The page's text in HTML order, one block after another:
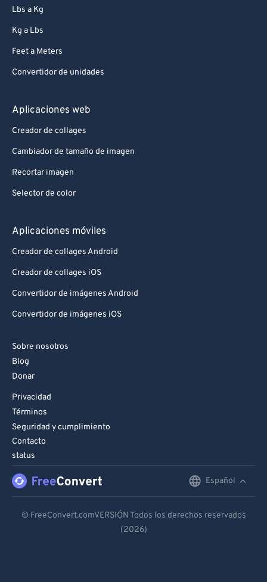
Lbs a Kg
Kg a Lbs
Feet a Meters
Convertidor de unidades
Aplicaciones web
Creador de collages
Cambiador de tamaño de imagen
Recortar imagen
Selector de color
Aplicaciones móviles
Creador de collages Android
Creador de collages iOS
Convertidor de imágenes Android
Convertidor de imágenes iOS
Sobre nosotros
Blog
Donar
Privacidad
Términos
Seguridad y cumplimiento
Contacto
status
Español
Español
© FreeConvert.comVERSIÓN Todos los derechos reservados
(2026)